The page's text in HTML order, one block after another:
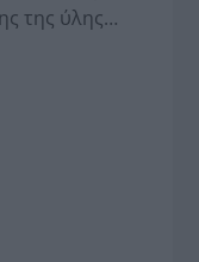
της ύλης